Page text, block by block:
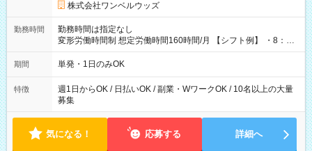
株式会社ワンベルウッズ
勤務時間
勤務時間は指定なし
変形労働時間制 想定労働時間160時間/月 【シフト例】 ・8：00
～21：00
期間 単発・1日のみOK
特徴
週1日からOK / 日払いOK / 副業・WワークOK / 10名以上の大量
募集
気になる！ 応募する 詳細へ